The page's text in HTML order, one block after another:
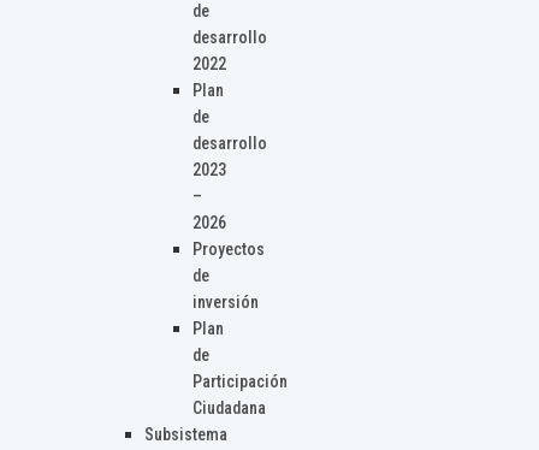
de
desarrollo
2022
Plan
de
desarrollo
2023
–
2026
Proyectos
de
inversión
Plan
de
Participación
Ciudadana
Subsistema